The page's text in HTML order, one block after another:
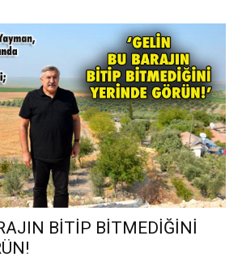
BİTİP BİTMEDİĞİNİ